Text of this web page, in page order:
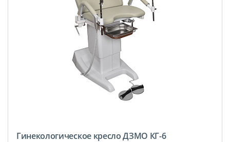
Гинекологическое кресло ДЗМО КГ-6